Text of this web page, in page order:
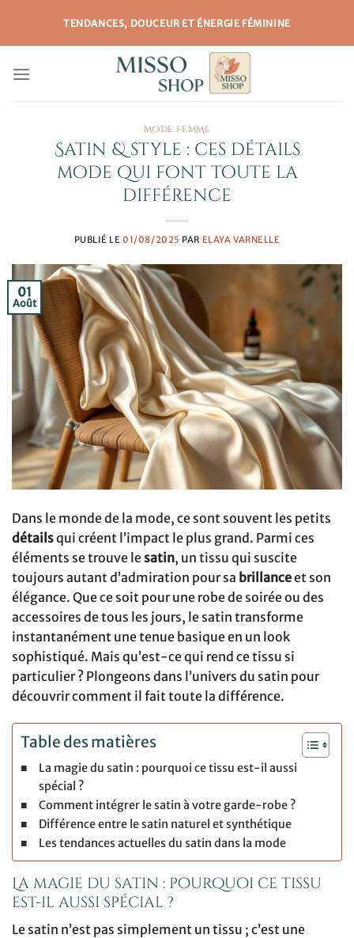
contenu
TENDANCES, DOUCEUR ET ÉNERGIE FÉMININE
MODE FEMME
Satin & style : ces détails
mode qui font toute la
différence
PUBLIÉ LE01/08/2025 PAR ELAYA VARNELLE
01
Août
Dans le monde de la mode, ce sont souvent les petits
détailsqui créent l’impact le plus grand. Parmi ces
éléments se trouve le satin, un tissu qui suscite
toujours autant d’admiration pour sa brillanceet son
élégance. Que ce soit pour une robe de soirée ou des
accessoires de tous les jours, le satin transforme
instantanément une tenue basique en un look
sophistiqué. Mais qu’est-ce qui rend ce tissu si
particulier ? Plongeons dans l’univers du satin pour
découvrir comment il fait toute la différence.
Table des matières
La magie du satin : pourquoi ce tissu est-il aussi
spécial ?
Comment intégrer le satin à votre garde-robe ?
Différence entre le satin naturel et synthétique
Les tendances actuelles du satin dans la mode
La magie du satin : pourquoi ce tissu
est-il aussi spécial ?
Le satin n’est pas simplement un tissu ; c’est une